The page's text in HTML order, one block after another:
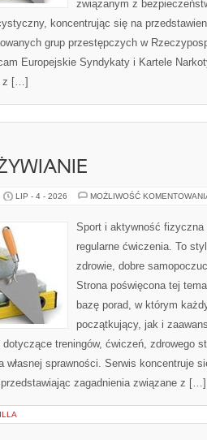
związanym z
koncentrując się na
grup przestępczych w
Europejskie Syndykaty i Kartele
z […]
LIP - 4 - 2026 MOŻLIWOŚĆ
Sport i aktywność
regularne ćwiczenia. To
zdrowie, dobre
Strona poświęcona tej
bazę porad, w którym
początkujący, jak i
dotyczące treningów, ćwiczeń, zdrowego
własnej sprawności. Serwis koncentruje
zagadnienia związane z […]